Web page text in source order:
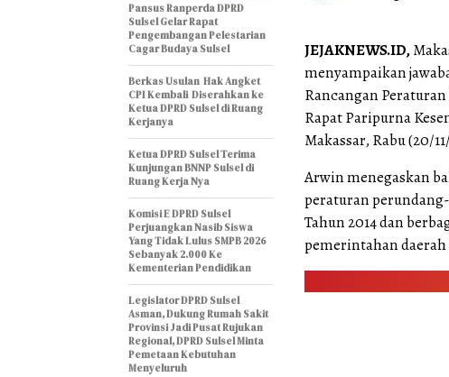
JEJAKNEWS.ID,
menyampaikan
Rancangan
Rapat Paripurna
Makassar, Rabu (20/
Arwin menegaskan
peraturan
Tahun 2014 dan
pemerintahan daerah
Pansus Ranperda DPRD
Sulsel Gelar Rapat
Pengembangan Pelestarian
Cagar Budaya Sulsel
Berkas Usulan Hak Angket
CPI Kembali Diserahkan ke
Ketua DPRD Sulsel di Ruang
Kerjanya
Ketua DPRD Sulsel Terima
Kunjungan BNNP Sulsel di
Ruang Kerja Nya
Komisi E DPRD Sulsel
Perjuangkan Nasib Siswa
Yang Tidak Lulus SMPB 2026
Sebanyak 2.000 Ke
Kementerian Pendidikan
Legislator DPRD Sulsel
Asman, Dukung Rumah Sakit
Provinsi Jadi Pusat Rujukan
Regional, DPRD Sulsel Minta
Pemetaan Kebutuhan
Menyeluruh